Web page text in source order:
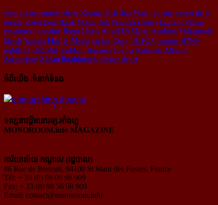
electric cars journée labour Karona Pich Star Wars lecture secret de la
magie Viktor Bout Bank Moeun Tola Pays des khmers Laurent Vallier
ressource humaine Hugo Lloris Angel Di Maria expulsion Mohammed
Merah Yamaha Hang Meas Jackie Chan US PGA natation H7N9
publicité Racisme Saddam Hussein Toyota Nationale Alberto
Zaccheroni Zlatan Ibrahimovic chemin de fer
អំពីយើង /ទំនាក់ទំនង
ទស្សនាវដ្ដីមនោរម្យ.អាំងហ្វូ
MONOROOM.info MAGAZINE
ការិយាល័យ កណ្ដាល (រដ្ឋបាល)
#6 Rue de Breteuil, 94100 St Maur des Fosses, France
Tél: + 33 (0) 98 06 98 909
Fax: + 33 (0) 98 56 98 909
Email: contact@monoroom.info